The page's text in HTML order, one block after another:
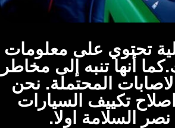
تحتوي على معلومات
أنها تنبه إلى مخاطر
المحتملة. نحن
تكييف السيارات
نصر السلامة اولا.